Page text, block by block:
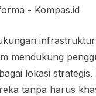
mendukung
lokasi
tanpa harus